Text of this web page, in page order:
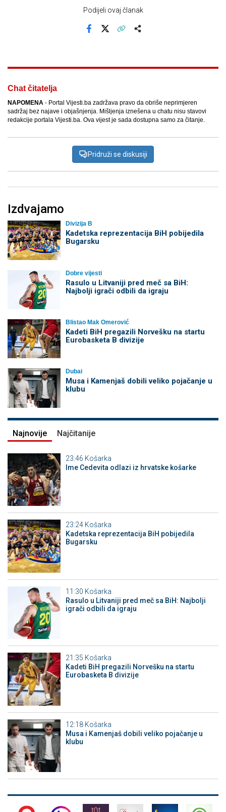
Podijeli ovaj članak
Chat čitatelja
NAPOMENA - Portal Vijesti.ba zadržava pravo da obriše neprimjeren
sadržaj bez najave i objašnjenja. Mišljenja iznešena u chatu nisu stavovi
redakcije portala Vijesti.ba. Ova vijest je sada dostupna samo za čitanje.
Pridruži se diskusiji
Izdvajamo
Divizija B
Kadetska reprezentacija BiH pobijedila
Bugarsku
Dobre vijesti
Rasulo u Litvaniji pred meč sa BiH:
Najbolji igrači odbili da igraju
Blistao Mak Omerović
Kadeti BiH pregazili Norvešku na startu
Eurobasketa B divizije
Dubai
Musa i Kamenjaš dobili veliko pojačanje u
klubu
Najnovije Najčitanije
23:46 Košarka
Ime Cedevita odlazi iz hrvatske košarke
23:24 Košarka
Kadetska reprezentacija BiH pobijedila
Bugarsku
11:30 Košarka
Rasulo u Litvaniji pred meč sa BiH: Najbolji
igrači odbili da igraju
21:35 Košarka
Kadeti BiH pregazili Norvešku na startu
Eurobasketa B divizije
12:18 Košarka
Musa i Kamenjaš dobili veliko pojačanje u
klubu